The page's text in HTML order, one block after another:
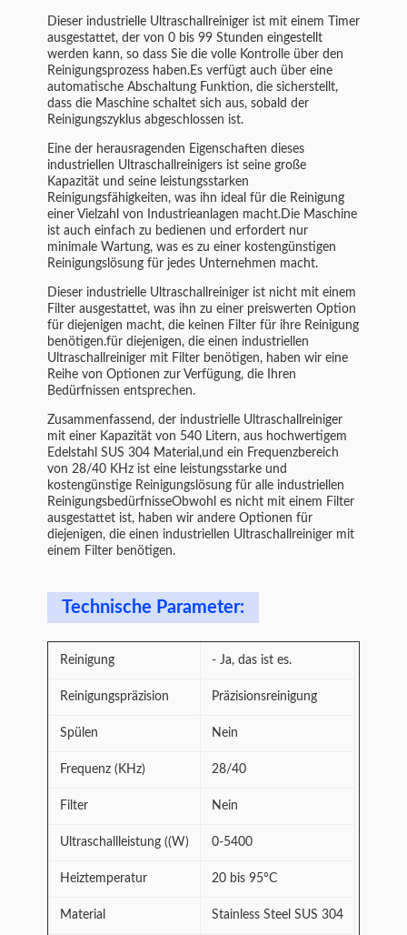
Dieser industrielle Ultraschallreiniger ist mit einem Timer
ausgestattet, der von 0 bis 99 Stunden eingestellt
werden kann, so dass Sie die volle Kontrolle über den
Reinigungsprozess haben.Es verfügt auch über eine
automatische Abschaltung Funktion, die sicherstellt,
dass die Maschine schaltet sich aus, sobald der
Reinigungszyklus abgeschlossen ist.
Eine der herausragenden Eigenschaften dieses
industriellen Ultraschallreinigers ist seine große
Kapazität und seine leistungsstarken
Reinigungsfähigkeiten, was ihn ideal für die Reinigung
einer Vielzahl von Industrieanlagen macht.Die Maschine
ist auch einfach zu bedienen und erfordert nur
minimale Wartung, was es zu einer kostengünstigen
Reinigungslösung für jedes Unternehmen macht.
Dieser industrielle Ultraschallreiniger ist nicht mit einem
Filter ausgestattet, was ihn zu einer preiswerten Option
für diejenigen macht, die keinen Filter für ihre Reinigung
benötigen.für diejenigen, die einen industriellen
Ultraschallreiniger mit Filter benötigen, haben wir eine
Reihe von Optionen zur Verfügung, die Ihren
Bedürfnissen entsprechen.
Zusammenfassend, der industrielle Ultraschallreiniger
mit einer Kapazität von 540 Litern, aus hochwertigem
Edelstahl SUS 304 Material,und ein Frequenzbereich
von 28/40 KHz ist eine leistungsstarke und
kostengünstige Reinigungslösung für alle industriellen
ReinigungsbedürfnisseObwohl es nicht mit einem Filter
ausgestattet ist, haben wir andere Optionen für
diejenigen, die einen industriellen Ultraschallreiniger mit
einem Filter benötigen.
Technische Parameter:
Reinigung - Ja, das ist es.
Reinigungspräzision Präzisionsreinigung
Spülen Nein
Frequenz (KHz) 28/40
Filter Nein
Ultraschallleistung ((W) 0-5400
Heiztemperatur 20 bis 95°C
Material Stainless Steel SUS 304